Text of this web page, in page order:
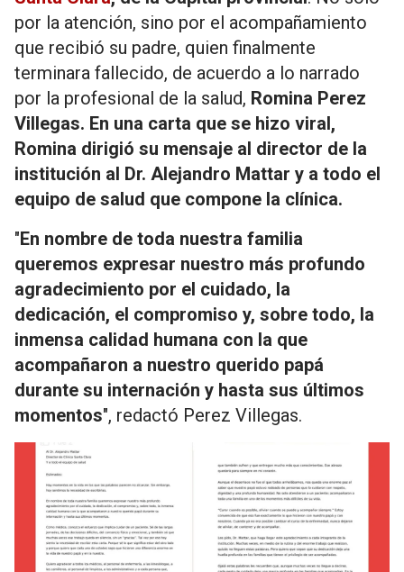
por la atención, sino por el acompañamiento
que recibió su padre, quien finalmente
terminara fallecido, de acuerdo a lo narrado
por la profesional de la salud, Romina Perez
Villegas. En una carta que se hizo viral,
Romina dirigió su mensaje al director de la
institución al Dr. Alejandro Mattar y a todo el
equipo de salud que compone la clínica.
"En nombre de toda nuestra familia
queremos expresar nuestro más profundo
agradecimiento por el cuidado, la
dedicación, el compromiso y, sobre todo, la
inmensa calidad humana con la que
acompañaron a nuestro querido papá
durante su internación y hasta sus últimos
momentos", redactó Perez Villegas.